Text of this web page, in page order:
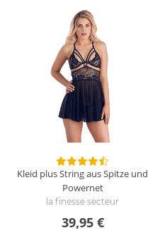
Kleid plus String aus Spitze und
Powernet
la finesse secteur
39,95 €